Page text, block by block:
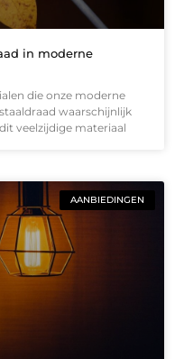
in moderne
die onze moderne
waarschijnlijk
veelzijdige materiaal
AANBIEDINGEN